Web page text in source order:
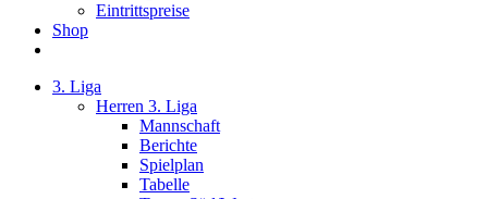
Eintrittspreise
Shop
3. Liga
Herren 3. Liga
Mannschaft
Berichte
Spielplan
Tabelle